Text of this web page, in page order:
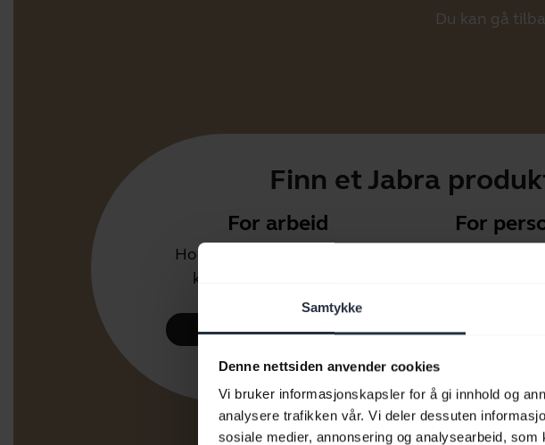
Samtykke
Denne nettsiden anvender cookies
Vi bruker informasjonskapsler for å gi innhold og
analysere trafikken vår. Vi deler dessuten
sosiale medier, annonsering og analysearbeid,
Du kan gå
Finn et Jabra
For arbeid
Hodesett og mikrofoner for
kontor eller call center.
Ta en kikk
For